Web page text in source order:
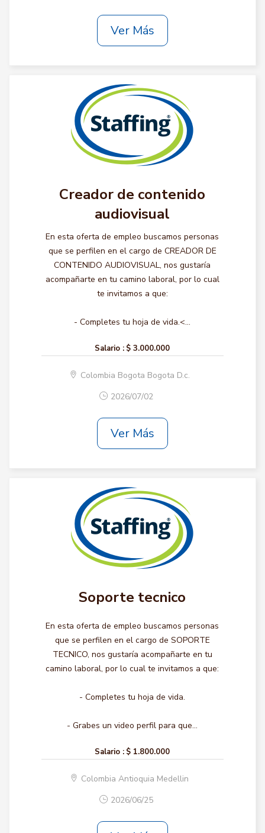
Ver Más
Creador de contenido
audiovisual
En esta oferta de empleo buscamos personas
que se perfilen en el cargo de CREADOR DE
CONTENIDO AUDIOVISUAL, nos gustaría
acompañarte en tu camino laboral, por lo cual
te invitamos a que:
- Completes tu hoja de vida.<...
Salario : $ 3.000.000
Colombia Bogota Bogota D.c.
2026/07/02
Ver Más
Soporte tecnico
En esta oferta de empleo buscamos personas
que se perfilen en el cargo de SOPORTE
TECNICO, nos gustaría acompañarte en tu
camino laboral, por lo cual te invitamos a que:
- Completes tu hoja de vida.
- Grabes un video perfil para que...
Salario : $ 1.800.000
Colombia Antioquia Medellin
2026/06/25